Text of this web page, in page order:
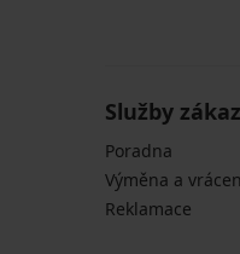
Služby
Poradna
Výměna a
Reklamace